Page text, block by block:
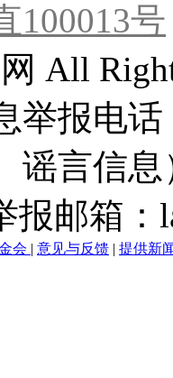
100013号
All
举报电
谣言信
报邮箱
会 | 意见与反馈 | 提供新